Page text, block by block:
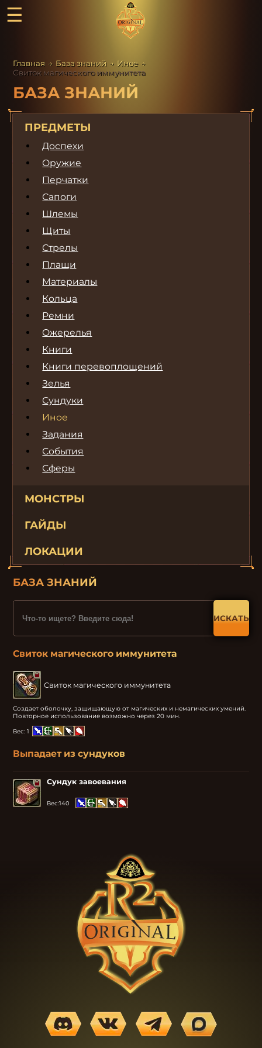
☰
Главная → База знаний → Иное →
Свиток магического иммунитета
БАЗА ЗНАНИЙ
ПРЕДМЕТЫ
Доспехи
Оружие
Перчатки
Сапоги
Шлемы
Щиты
Стрелы
Плащи
Материалы
Кольца
Ремни
Ожерелья
Книги
Книги перевоплощений
Зелья
Сундуки
Иное
Задания
События
Сферы
МОНСТРЫ
ГАЙДЫ
ЛОКАЦИИ
БАЗА ЗНАНИЙ
ИСКАТЬ
Свиток магического иммунитета
Свиток магического иммунитета
Создает оболочку, защищающую от магических и немагических умений.
Повторное использование возможно через 20 мин.
Вес:1
Выпадает из сундуков
Сундук завоевания
Вес:140